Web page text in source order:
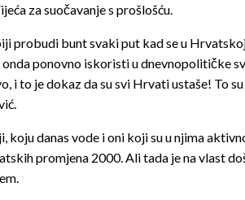
za suočavanje s prošlošću.
probudi bunt svaki put kad se u
onda ponovno iskoristi u dnevnopolitičke
i to je dokaz da su svi Hrvati ustaše! To
koju danas vode i oni koji su u njima
promjena 2000. Ali tada je na vlast